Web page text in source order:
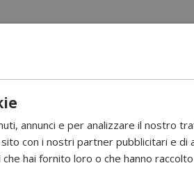
Il camino bio rotondo da incasso
autonomia per ogni ricarica. Questo
creare un’atmosfera accogliente in
di combustione per ogni ricarica,
annunci e per analizzare il nostro
con i nostri partner pubblicitari e di
hai fornito loro o che hanno